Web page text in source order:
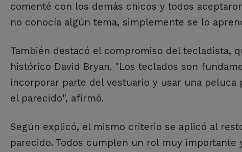
comenté con los demás chicos y todos
no conocía algún tema, simplemente se lo
También destacó el compromiso del tecladista,
histórico David Bryan. "Los teclados son
incorporar parte del vestuario y usar una
el parecido", afirmó.
Según explicó, el mismo criterio se aplicó al
parecido. Todos cumplen un rol muy